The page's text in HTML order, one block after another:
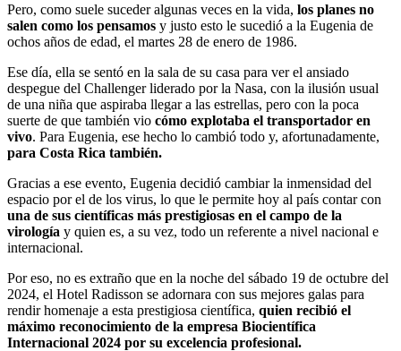
Pero, como suele suceder algunas veces en la vida, los planes no
salen como los pensamos y justo esto le sucedió a la Eugenia de
ochos años de edad, el martes 28 de enero de 1986.
Ese día, ella se sentó en la sala de su casa para ver el ansiado
despegue del Challenger liderado por la Nasa, con la ilusión usual
de una niña que aspiraba llegar a las estrellas, pero con la poca
suerte de que también vio cómo explotaba el transportador en
vivo. Para Eugenia, ese hecho lo cambió todo y, afortunadamente,
para Costa Rica también.
Gracias a ese evento, Eugenia decidió cambiar la inmensidad del
espacio por el de los virus, lo que le permite hoy al país contar con
una de sus científicas más prestigiosas en el campo de la
virología y quien es, a su vez, todo un referente a nivel nacional e
internacional.
Por eso, no es extraño que en la noche del sábado 19 de octubre del
2024, el Hotel Radisson se adornara con sus mejores galas para
rendir homenaje a esta prestigiosa científica, quien recibió el
máximo reconocimiento de la empresa Biocientífica
Internacional 2024 por su excelencia profesional.